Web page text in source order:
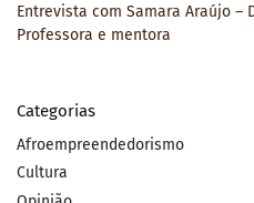
Entrevista com Samara Araújo –
Professora e mentora
Categorias
Afroempreendedorismo
Cultura